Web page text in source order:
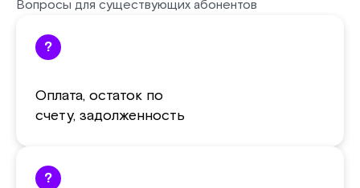
Вопросы для существующих абонентов
?
Оплата, остаток по
счету, задолженность
?